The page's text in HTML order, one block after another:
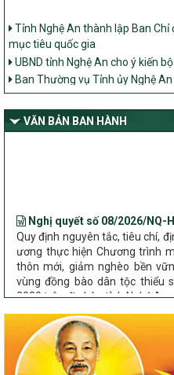
Tỉnh Nghệ An thành lập Ban
mục tiêu quốc gia
UBND tỉnh Nghệ An cho ý kiến
Ban Thường vụ Tỉnh ủy Nghệ
thực hiện Chương trình mục tiêu
dân tộc thiểu số và miền núi giai
Nghệ An
VĂN BẢN BAN HÀNH
Quy định nguyên tắc, tiêu chí,
ương thực hiện Chương trình
thôn mới, giảm nghèo bền
vùng đồng bào dân tộc thiểu
2030 trên địa bàn tỉnh Nghệ An
về đẩy mạnh thực hiện
nông thôn mới, giảm nghèo
hội vùng đồng bào dân tộc
2030 trên địa bàn tỉnh Nghệ An